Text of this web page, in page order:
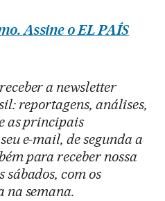
Assine o EL PAÍS
a newsletter
reportagens, análises,
as principais
e-mail, de segunda a
para receber nossa
sábados, com os
na semana.